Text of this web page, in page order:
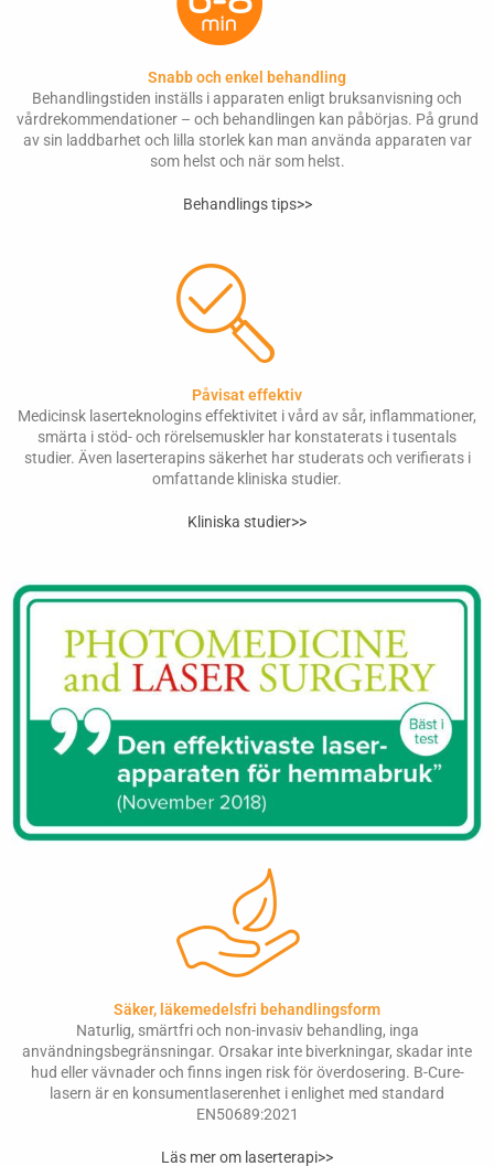
Snabb och enkel behandling
Behandlingstiden inställs i apparaten enligt bruksanvisning och
vårdrekommendationer – och behandlingen kan påbörjas. På grund
av sin laddbarhet och lilla storlek kan man använda apparaten var
som helst och när som helst.
Behandlings tips>>
Påvisat effektiv
Medicinsk laserteknologins effektivitet i vård av sår, inflammationer,
smärta i stöd- och rörelsemuskler har konstaterats i tusentals
studier. Även laserterapins säkerhet har studerats och verifierats i
omfattande kliniska studier.
Kliniska studier>>
Säker, läkemedelsfri behandlingsform
Naturlig, smärtfri och non-invasiv behandling, inga
användningsbegränsningar. Orsakar inte biverkningar, skadar inte
hud eller vävnader och finns ingen risk för överdosering. B-Cure-
lasern är en konsumentlaserenhet i enlighet med standard
EN50689:2021
Läs mer om laserterapi>>